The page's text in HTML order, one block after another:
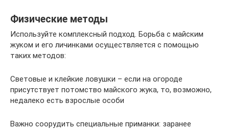
Физические методы
Используйте комплексный подход. Борьба с майским
жуком и его личинками осуществляется с помощью
таких методов:
Световые и клейкие ловушки – если на огороде
присутствует потомство майского жука, то, возможно,
недалеко есть взрослые особи
Важно соорудить специальные приманки: заранее